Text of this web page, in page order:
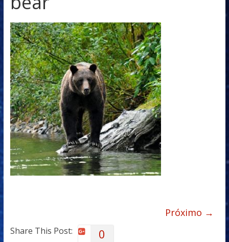
Próximo →
Share This Post: 0